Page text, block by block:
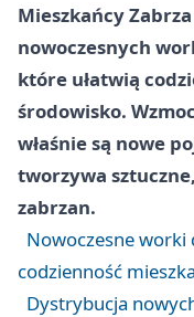
Mieszkańcy
nowoczesnych
które ułatwią
środowisko.
właśnie są nowe
tworzywa
zabrzan.
Nowoczesne worki
codzienność
Dystrybucja